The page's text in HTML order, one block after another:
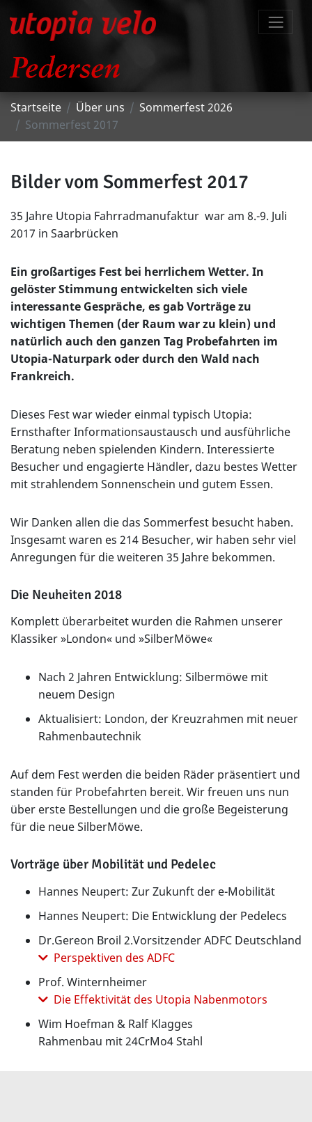
Startseite Über uns
Sommerfest 2026
Sommerfest 2017
Bilder vom Sommerfest 2017
35 Jahre Utopia Fahrradmanufaktur war am 8.-9. Juli
2017 in Saarbrücken
Ein großartiges Fest bei herrlichem Wetter. In
gelöster Stimmung entwickelten sich viele
interessante Gespräche, es gab Vorträge zu
wichtigen Themen (der Raum war zu klein) und
natürlich auch den ganzen Tag Probefahrten im
Utopia-Naturpark oder durch den Wald nach
Frankreich.
Dieses Fest war wieder einmal typisch Utopia:
Ernsthafter Informationsaustausch und ausführliche
Beratung neben spielenden Kindern. Interessierte
Besucher und engagierte Händler, dazu bestes Wetter
mit strahlendem Sonnenschein und gutem Essen.
Wir Danken allen die das Sommerfest besucht haben.
Insgesamt waren es 214 Besucher, wir haben sehr viel
Anregungen für die weiteren 35 Jahre bekommen.
Die Neuheiten 2018
Komplett überarbeitet wurden die Rahmen unserer
Klassiker »London« und »SilberMöwe«
Nach 2 Jahren Entwicklung: Silbermöwe mit
neuem Design
Aktualisiert: London, der Kreuzrahmen mit neuer
Rahmenbautechnik
Auf dem Fest werden die beiden Räder präsentiert und
standen für Probefahrten bereit. Wir freuen uns nun
über erste Bestellungen und die große Begeisterung
für die neue SilberMöwe.
Vorträge über Mobilität und Pedelec
Hannes Neupert: Zur Zukunft der e-Mobilität
Hannes Neupert: Die Entwicklung der Pedelecs
Dr.Gereon Broil 2.Vorsitzender ADFC Deutschland
Perspektiven des ADFC
Prof. Winternheimer
Die Effektivität des Utopia Nabenmotors
Wim Hoefman & Ralf Klagges
Rahmenbau mit 24CrMo4 Stahl